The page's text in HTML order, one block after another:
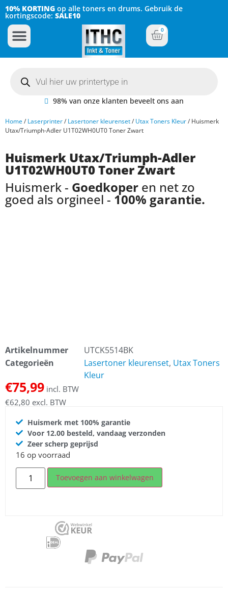
10% KORTING op alle toners en drums. Gebruik de
kortingscode: SALE10
0
98% van onze klanten beveelt ons aan
Home/ Laserprinter/ Lasertoner kleurenset/ Utax Toners Kleur/ Huismerk
Utax/Triumph-Adler U1T02WH0UT0 Toner Zwart
Huismerk Utax/Triumph-Adler
U1T02WH0UT0 Toner Zwart
Huismerk - Goedkoper en net zo
goed als orgineel - 100% garantie.
Artikelnummer
UTCK5514BK
Categorieën
Lasertoner kleurenset, Utax Toners
Kleur
€75,99 incl. BTW
€62,80 excl. BTW
Huismerk met 100% garantie
Voor 12.00 besteld, vandaag verzonden
Zeer scherp geprijsd
16 op voorraad
Toevoegen aan winkelwagen